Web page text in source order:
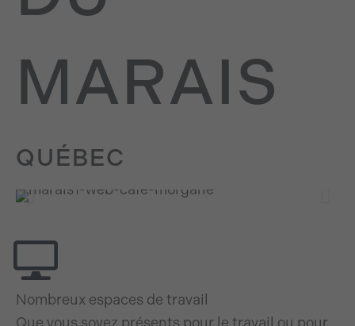
MARAIS
QUÉBEC
Nombreux espaces de travail